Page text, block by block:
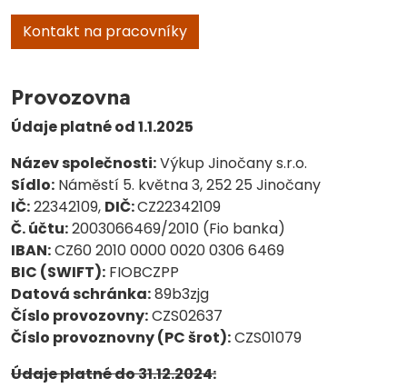
Kontakt na pracovníky
Provozovna
Údaje platné od 1.1.2025
Název společnosti:Výkup Jinočany s.r.o.
Sídlo: Náměstí 5. května 3, 252 25 Jinočany
IČ:22342109, DIČ:CZ22342109
Č. účtu:2003066469/2010 (Fio banka)
IBAN:CZ60 2010 0000 0020 0306 6469
BIC (SWIFT): FIOBCZPP
Datová schránka:89b3zjg
Číslo provozovny:CZS02637
Číslo provoznovny (PC šrot):CZS01079
Údaje platné do 31.12.2024: